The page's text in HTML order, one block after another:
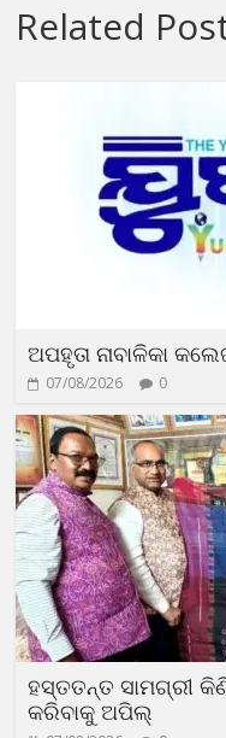
Related
ଅପହୃତା ନାବାଳିକା
07/08/2026 0
ହସ୍ତତନ୍ତ ସାମଗ୍ରୀ
କରିବାକୁ ଅପିଲ୍